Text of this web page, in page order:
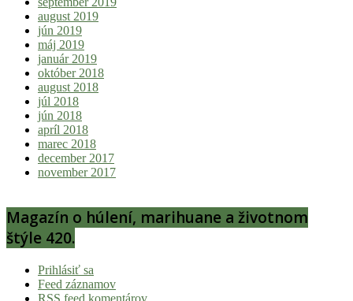
august 2019
jún 2019
máj 2019
január 2019
október 2018
august 2018
júl 2018
jún 2018
apríl 2018
marec 2018
december 2017
november 2017
Magazín o húlení, marihuane a životnom
štýle 420.
Prihlásiť sa
Feed záznamov
RSS feed komentárov